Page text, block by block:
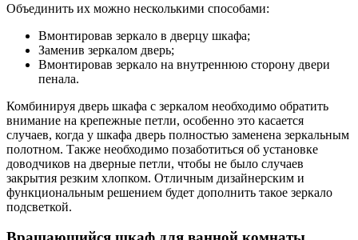
Объединить их можно несколькими способами:
Вмонтировав зеркало в дверцу шкафа;
Заменив зеркалом дверь;
Вмонтировав зеркало на внутреннюю сторону двери
пенала.
Комбинируя дверь шкафа с зеркалом необходимо обратить
внимание на крепежные петли, особенно это касается
случаев, когда у шкафа дверь полностью заменена зеркальным
полотном. Также необходимо позаботиться об установке
доводчиков на дверные петли, чтобы не было случаев
закрытия резким хлопком. Отличным дизайнерским и
функциональным решением будет дополнить такое зеркало
подсветкой.